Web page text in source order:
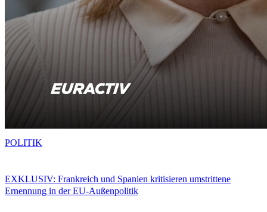
EXKLUSIV: Frankreich und Spanien kritisieren umstrittene
Ernennung in der EU-Außenpolitik
POLITIK